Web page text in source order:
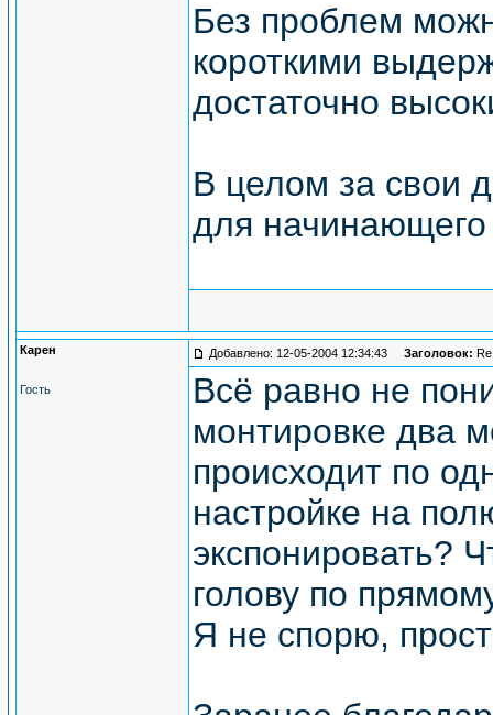
Без проблем
короткими
достаточно
В целом за свои
для начинающего
Карен
Гость
Добавлено: 12-05-2004 12:34:43 Заголовок: Re
Всё равно не
монтировке два
происходит по
настройке на
экспонировать?
голову по
Я не спорю,